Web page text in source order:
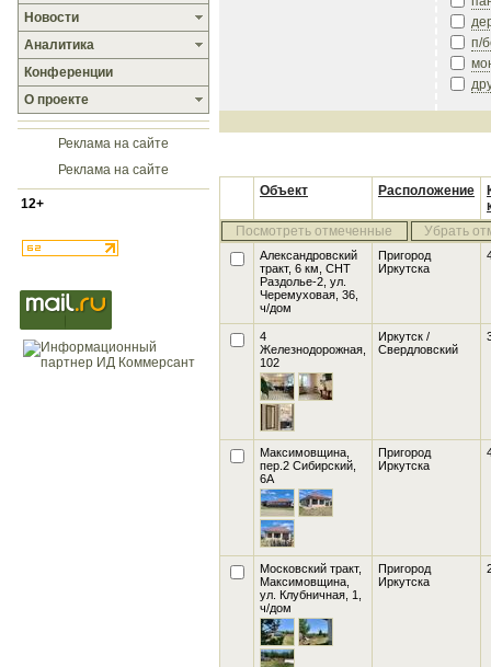
Новости
Аналитика
Конференции
О проекте
Реклама на сайте
Реклама на сайте
12+
п/
Объект Расположение
Посмотреть отмеченные
Убрать
Александровский
тракт, 6 км, СНТ
Раздолье-2, ул.
Черемуховая, 36
ч/дом
Пригород
Иркутска
4
Железнодорожная,
102
Иркутск /
Свердловский
Максимовщина,
пер.2 Сибирский,
6А
Пригород
Иркутска
Московский тракт,
Максимовщина,
ул. Клубничная, 1
ч/дом
Пригород
Иркутска